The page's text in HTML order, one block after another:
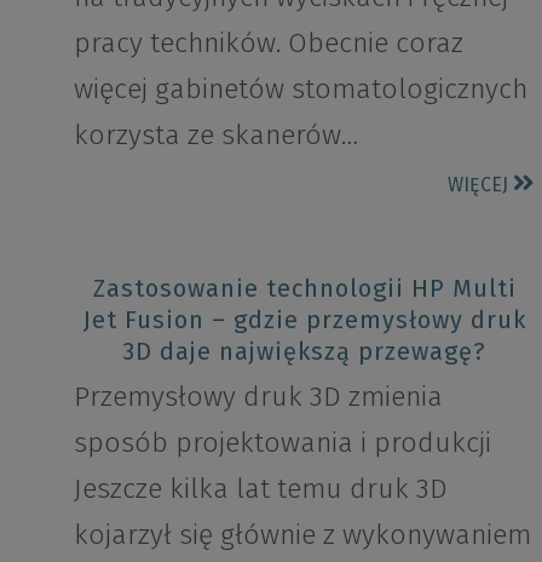
pracy techników. Obecnie coraz
więcej gabinetów stomatologicznych
korzysta ze skanerów…
WIĘCEJ
Zastosowanie technologii HP Multi
Jet Fusion – gdzie przemysłowy druk
3D daje największą przewagę?
Przemysłowy druk 3D zmienia
sposób projektowania i produkcji
Jeszcze kilka lat temu druk 3D
kojarzył się głównie z wykonywaniem